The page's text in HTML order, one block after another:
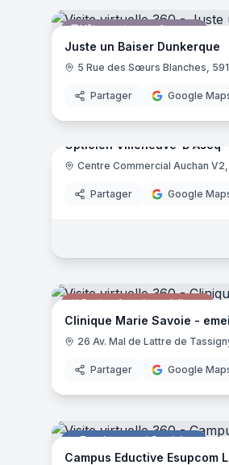
Vêtements pour femmes
Juste un Baiser Dunkerque
5 Rue des Sœurs Blanches,
Partager Google
Opticien
Opticien Villeneuve-D'Ascq
Partager Google
Centre de soins médicaux
Clinique Marie Savoie -
Partager Google
Enseignement Supérieur
Campus Eductive Esupcom